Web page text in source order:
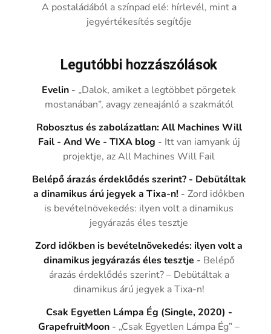
A postaládából a színpad elé: hírlevél, mint a
jegyértékesítés segítője
Legutóbbi hozzászólások
Evelin - „Dalok, amiket a legtöbbet pörgetek
mostanában”, avagy zeneajánló a szakmától
Robosztus és zabolázatlan: All Machines Will
Fail - And We - TIXA blog - Itt van iamyank új
projektje, az All Machines Will Fail
Belépő árazás érdeklődés szerint? - Debütáltak
a dinamikus árú jegyek a Tixa-n! -Zord időkben
is bevételnövekedés: ilyen volt a dinamikus
jegyárazás éles tesztje
Zord időkben is bevételnövekedés: ilyen volt a
dinamikus jegyárazás éles tesztje - Belépő
árazás érdeklődés szerint? – Debütáltak a
dinamikus árú jegyek a Tixa-n!
Csak Egyetlen Lámpa Ég (Single, 2020) -
GrapefruitMoon - „Csak Egyetlen Lámpa Ég” –